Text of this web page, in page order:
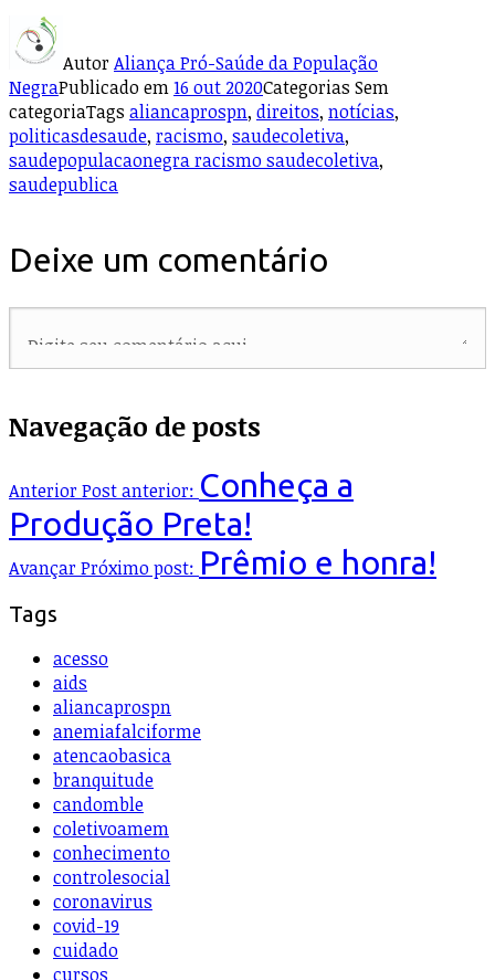
AutorAliança Pró-Saúde da População
NegraPublicado em16 out 2020Categorias Sem
categoriaTags aliancaprospn, direitos, notícias,
politicasdesaude, racismo, saudecoletiva,
saudepopulacaonegra racismo saudecoletiva,
saudepublica
Deixe um comentário
Navegação de posts
AnteriorPost anterior: Conheça a
Produção Preta!
AvançarPróximo post: Prêmio e honra!
Tags
acesso
aids
aliancaprospn
anemiafalciforme
atencaobasica
branquitude
candomble
coletivoamem
conhecimento
controlesocial
coronavirus
covid-19
cuidado
cursos